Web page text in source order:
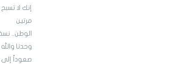
إنك لا
مرتين
الوطن..
وحدنا
صعوداً